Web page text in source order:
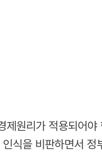
제원리가 적용되어
식을 비판하면서